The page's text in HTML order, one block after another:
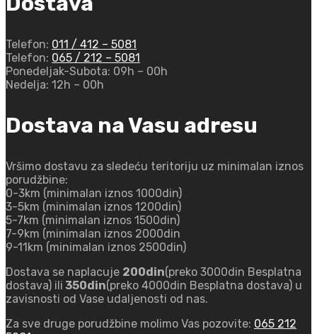
Telefon: 011 / 412 – 5081
Telefon: 065 / 212 – 5081
Ponedeljak-Subota: 09h – 00h
Nedelja: 12h – 00h
Dostava na Vasu adresu
Vršimo dostavu za sledeću teritoriju uz minimalan iznos
porudžbine:
0-3km (minimalan iznos 1000din)
3-5km (minimalan iznos 1200din)
5-7km (minimalan iznos 1500din)
7-9km (minimalan iznos 2000din
9-11km (minimalan iznos 2500din)
Dostava se naplacuje 200din(preko 3000din Besplatna
dostava) ili 350din(preko 4000din Besplatna dostava) u
zavisnosti od Vase udaljenosti od nas.
Za sve druge porudžbine molimo Vas pozovite: 065 212